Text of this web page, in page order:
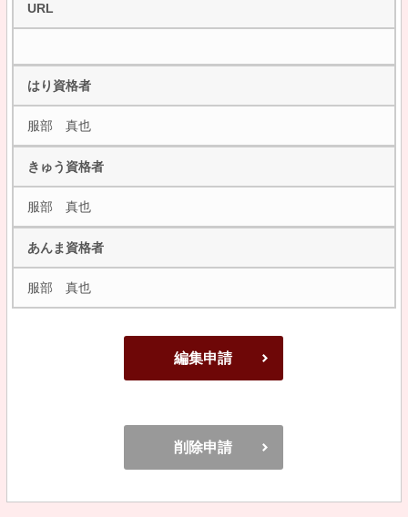
URL
はり資格者
服部 真也
きゅう資格者
服部 真也
あんま資格者
服部 真也
編集申請
削除申請